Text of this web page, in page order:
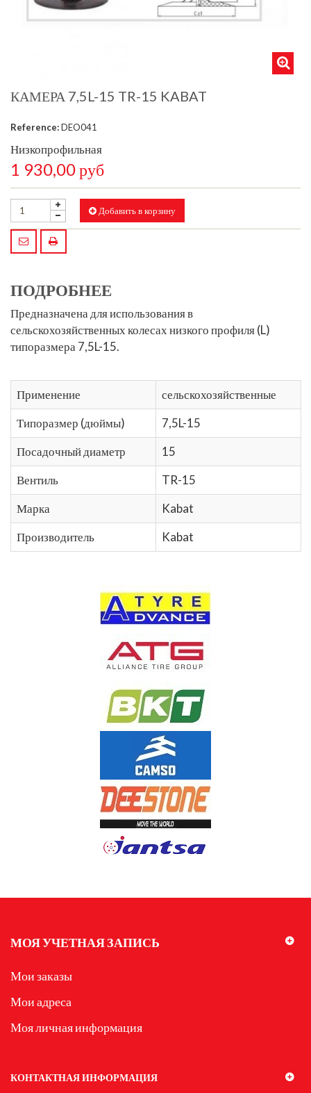
КАМЕРА 7,5L-15 TR-15 KABAT
Reference:DEO041
Низкопрофильная
1 930,00 руб
Добавить в корзину
ПОДРОБНЕЕ
Предназначена для использования в
сельскохозяйственных колесах низкого профиля (L)
типоразмера 7,5L-15.
Применение
сельскохозяйственные
Типоразмер (дюймы)
7,5L-15
Посадочный диаметр
15
Вентиль
TR-15
Марка
Kabat
Производитель
Kabat
МОЯ УЧЕТНАЯ ЗАПИСЬ
Мои заказы
Мои адреса
Моя личная информация
КОНТАКТНАЯ ИНФОРМАЦИЯ